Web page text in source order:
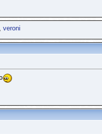
, veroni